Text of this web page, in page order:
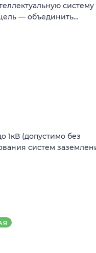
систему
— объединить…
1кВ (допустимо без
систем